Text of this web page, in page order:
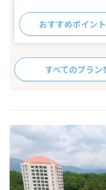
おすすめポイント
すべてのプラン